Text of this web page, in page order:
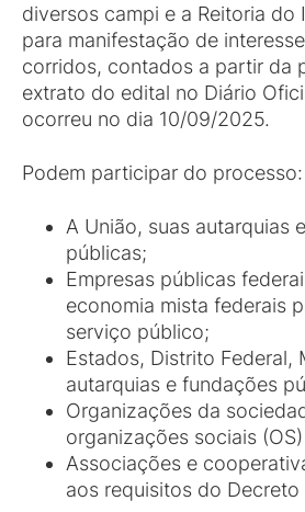
diversos campi e a Reitoria do
para manifestação de
corridos, contados a partir da
extrato do edital no Diário
ocorreu no dia 10/09/2025.
Podem participar do processo:
A União, suas autarquias
públicas;
Empresas públicas
economia mista federais
serviço público;
Estados, Distrito Federal,
autarquias e fundações
Organizações da
organizações sociais (OS)
Associações e
aos requisitos do Decreto